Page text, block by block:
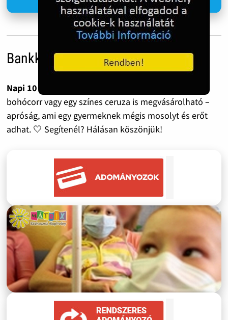
Bankkártyás adományozás
Napi 10 forint havonta már 300 forint.
bohócorr vagy egy színes ceruza is megvásárolható –
apróság, ami egy gyermeknek mégis mosolyt és erőt
adhat. 🤍 Segítenél? Hálásan köszönjük!